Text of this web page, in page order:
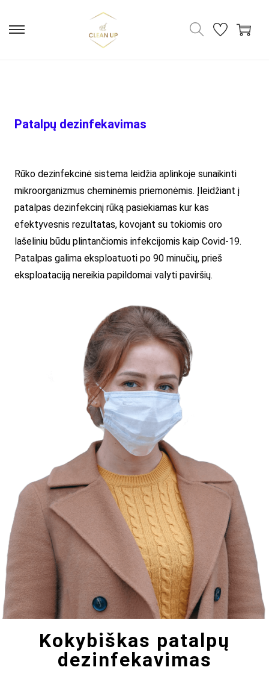
Patalpų dezinfekavimas
Rūko dezinfekcinė sistema leidžia aplinkoje sunaikinti
mikroorganizmus cheminėmis priemonėmis. Įleidžiant į
patalpas dezinfekcinį rūką pasiekiamas kur kas
efektyvesnis rezultatas, kovojant su tokiomis oro
lašeliniu būdu plintančiomis infekcijomis kaip Covid-19.
Patalpas galima eksploatuoti po 90 minučių, prieš
eksploataciją nereikia papildomai valyti paviršių.
Kokybiškas patalpų
dezinfekavimas